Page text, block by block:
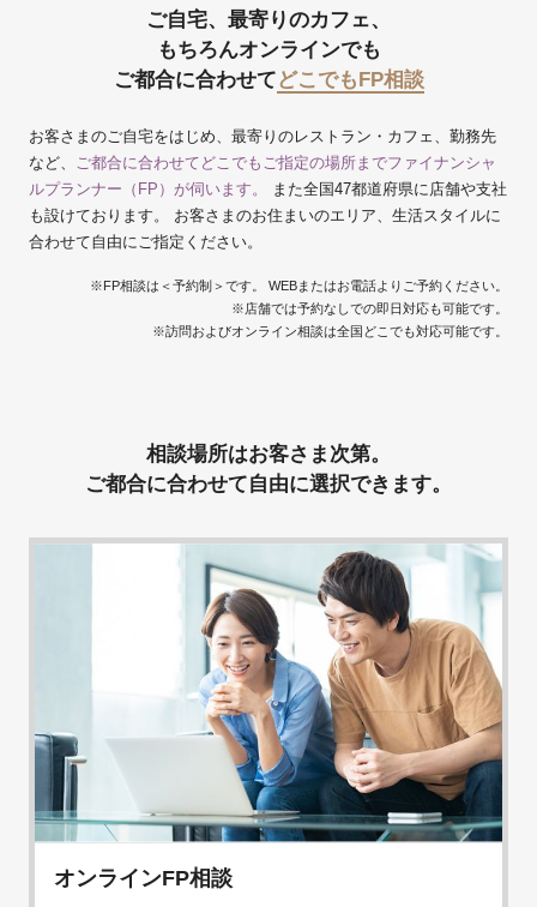
ご自宅、最寄りのカフェ、
もちろんオンラインでも
ご都合に合わせてどこでもFP相談
お客さまのご自宅をはじめ、最寄りのレストラン・カフェ、勤務先
など、 ご都合に合わせてどこでもご指定の場所までファイナンシャ
ルプランナー（FP）が伺います。
また全国47都道府県に店舗や支社
も設けております。 お客さまのお住まいのエリア、生活スタイルに
合わせて自由にご指定ください。
※FP相談は＜予約制＞です。 WEBまたはお電話よりご予約ください。
※店舗では予約なしでの即日対応も可能です。
※訪問およびオンライン相談は全国どこでも対応可能です。
相談場所はお客さま次第。
ご都合に合わせて自由に選択できます。
オンラインFP相談